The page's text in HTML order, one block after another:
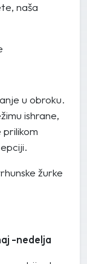
naša
u obroku.
ishrane,
žurke
-nedelja